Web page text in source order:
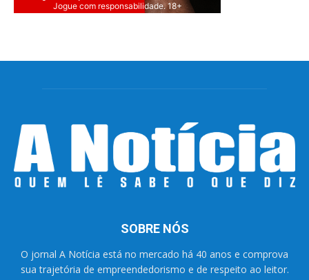
Jogue com responsabilidade. 18+
SOBRE NÓS
O jornal A Notícia está no mercado há 40 anos e comprova
sua trajetória de empreendedorismo e de respeito ao leitor.